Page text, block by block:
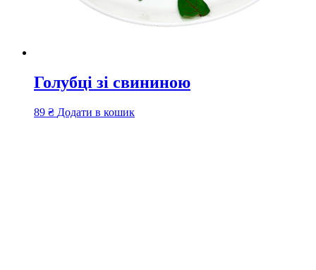
Голубці зі свининою
89 ₴ Додати в кошик